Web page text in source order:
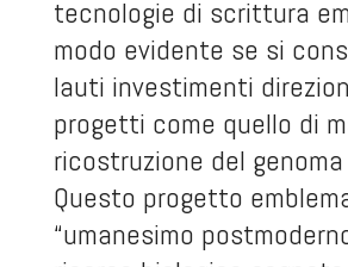
tecnologie di scrittura
modo evidente se si
lauti investimenti
progetti come quello di
ricostruzione del
Questo progetto
“umanesimo